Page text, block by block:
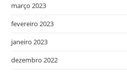
março 2023
fevereiro 2023
janeiro 2023
dezembro 2022